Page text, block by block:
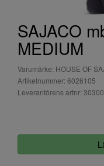
SAJACO
MEDIUM
Varumärke: HOUSE OF
Artikelnummer: 6026105
Leverantörens artnr: